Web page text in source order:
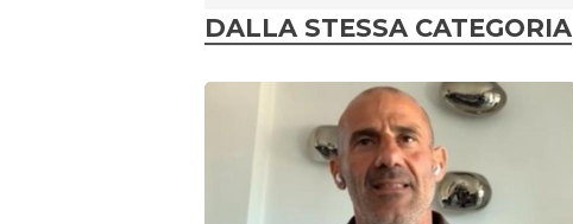
DALLA STESSA CATEGORIA